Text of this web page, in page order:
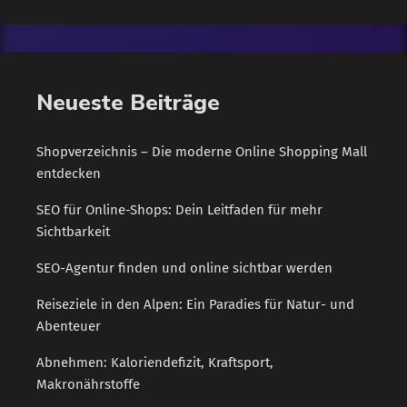
Neueste Beiträge
Shopverzeichnis – Die moderne Online Shopping Mall
entdecken
SEO für Online-Shops: Dein Leitfaden für mehr
Sichtbarkeit
SEO-Agentur finden und online sichtbar werden
Reiseziele in den Alpen: Ein Paradies für Natur- und
Abenteuer
Abnehmen: Kaloriendefizit, Kraftsport,
Makronährstoffe